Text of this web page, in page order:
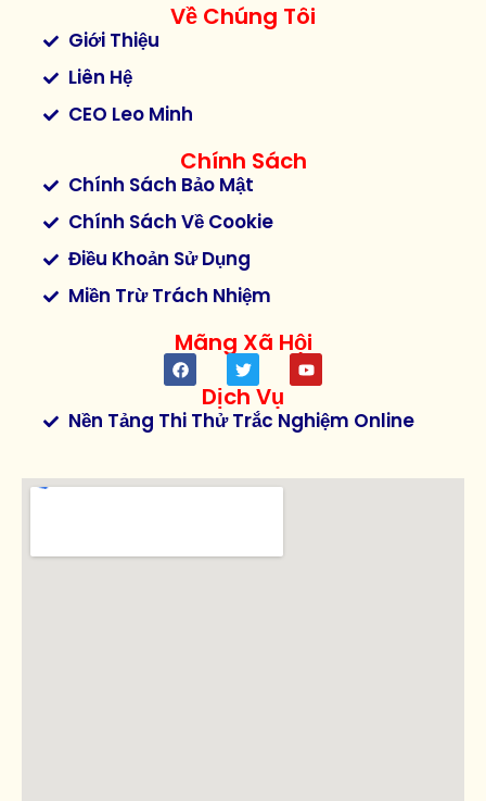
Về Chúng Tôi
Giới Thiệu
Liên Hệ
CEO Leo Minh
Chính Sách
Chính Sách Bảo Mật
Chính Sách Về Cookie
Điều Khoản Sử Dụng
Miền Trừ Trách Nhiệm
Mãng Xã Hội
Dịch Vụ
Nền Tảng Thi Thử Trắc Nghiệm Online